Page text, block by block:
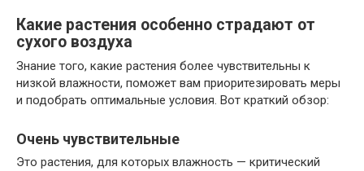
Какие растения особенно страдают от
сухого воздуха
Знание того, какие растения более чувствительны к
низкой влажности, поможет вам приоритезировать меры
и подобрать оптимальные условия. Вот краткий обзор:
Очень чувствительные
Это растения, для которых влажность — критический